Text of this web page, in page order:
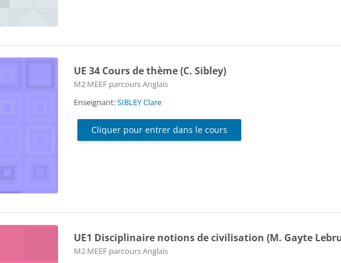
UE 34 Cours de thème (C. Sibley)
Catégorie de cours
M2 MEEF parcours Anglais
Enseignant:SIBLEY Clare
Cliquer pour entrer dans le cours
UE1 Disciplinaire notions de civilisation (M. Gayte
Catégorie de cours
M2 MEEF parcours Anglais